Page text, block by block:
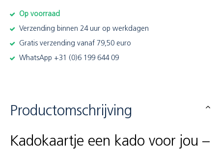
Op voorraad
Verzending binnen 24 uur op werkdagen
Gratis verzending vanaf 79,50 euro
WhatsApp +31 (0)6 199 644 09
Productomschrijving
Kadokaartje een kado voor jou –